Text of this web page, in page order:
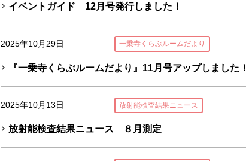
イベントガイド 12月号発行しました！
2025年10月29日 一乗寺くらぶルームだより
『一乗寺くらぶルームだより』11月号アップしました！
2025年10月13日 放射能検査結果ニュース
放射能検査結果ニュース ８月測定